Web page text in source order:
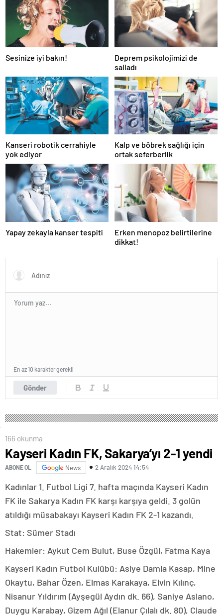
Sesinize iyi bakın!
Deprem psikolojimizi de
salladı
Kanseri robotik cerrahiyle
yok ediyor
Kalp ve böbrek sağlığı için
ortak seferberlik
Yapay zekayla kanser tespiti
Erken menopoz belirtilerine
dikkat!
Gönder
En az 10 karakter gerekli
166 okunma
Kayseri Kadın FK, Sakarya’yı 2-1 yendi
ABONE OL News 2 Aralık 2024 14:54
Kadınlar 1. Futbol Ligi 7. hafta maçında Kayseri Kadın
FK ile Sakarya Kadın FK karşı karşıya geldi. 3 golün
atıldığı müsabakayı Kayseri Kadın FK 2-1 kazandı.
Stat: Sümer Stadı
Hakemler: Aykut Cem Bulut, Buse Özgül, Fatma Kaya
Kayseri Kadın Futbol Kulübü: Asiye Damla Kasap, Mine
Okaytu, Bahar Özen, Elmas Karakaya, Elvin Kılınç,
Nisanur Yıldırım (Ayşegül Aydın dk. 66), Saniye Aslano,
Duygu Karabay, Gizem Ağıl (Elanur Çılalı dk. 80), Claude